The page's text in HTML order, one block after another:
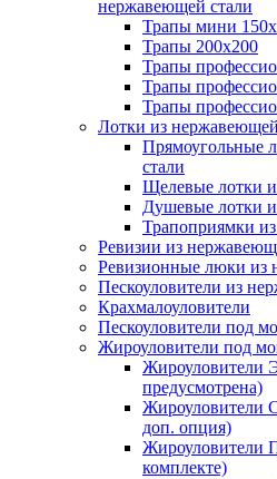
нержавеющей стали
Трапы мини
Трапы 200х200
Трапы
Трапы
Трапы
Лотки из
Прямоугольные
стали
Щелевые лотки
Душевые лотки
Трапоприямки
Ревизии из
Ревизионные люки из
Пескоуловители из
Крахмалоуловители
Пескоуловители под
Жироуловители под
Жироуловители
предусмотрена)
Жироуловители
доп. опция)
Жироуловители
комплекте)